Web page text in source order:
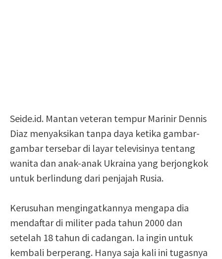
Seide.id. Mantan veteran tempur Marinir Dennis
Diaz menyaksikan tanpa daya ketika gambar-
gambar tersebar di layar televisinya tentang
wanita dan anak-anak Ukraina yang berjongkok
untuk berlindung dari penjajah Rusia.
Kerusuhan mengingatkannya mengapa dia
mendaftar di militer pada tahun 2000 dan
setelah 18 tahun di cadangan. Ia ingin untuk
kembali berperang. Hanya saja kali ini tugasnya